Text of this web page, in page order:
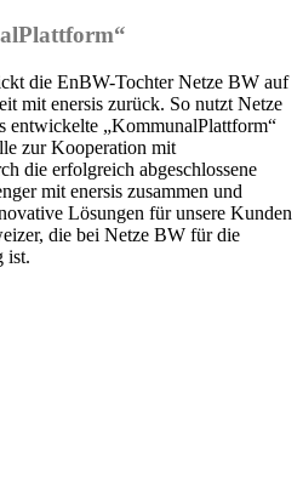
die EnBW-Tochter Netze BW auf
mit enersis zurück. So nutzt Netze
entwickelte „KommunalPlattform“
zur Kooperation mit
die erfolgreich abgeschlossene
mit enersis zusammen und
Lösungen für unsere Kunden
die bei Netze BW für die
ist.